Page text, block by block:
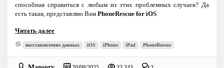
способная справиться с любым из этих проблемных случаев? Да
есть такая, представляю Вам PhoneRescue for iOS.
Читать далее
восстановление данных iOS iPhone iPad PhoneRescue
Mansory